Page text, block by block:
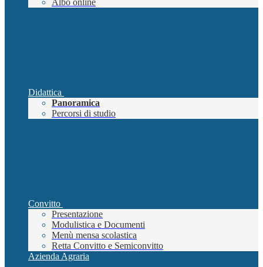
Albo online
Didattica
Panoramica
Percorsi di studio
Convitto
Presentazione
Modulistica e Documenti
Menù mensa scolastica
Retta Convitto e Semiconvitto
Azienda Agraria